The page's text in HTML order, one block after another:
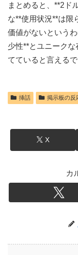
まとめると、**2ド
な**使用状況**は限
価値がないという
少性**とユニーク
てていると言えるで
挿話 掲示板の反
X
カ